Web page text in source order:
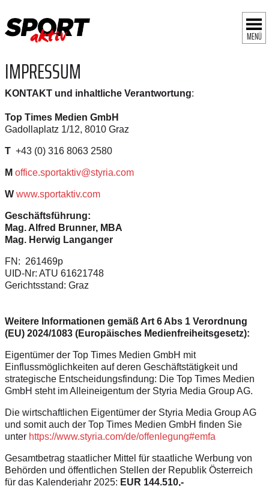
MENÜ
IMPRESSUM
KONTAKT und inhaltliche Verantwortung:
Top Times Medien GmbH
Gadollaplatz 1/12, 8010 Graz
T +43 (0) 316 8063 2580
M office.sportaktiv@styria.com
W www.sportaktiv.com
Geschäftsführung:
Mag. Alfred Brunner, MBA
Mag. Herwig Langanger
FN: 261469p
UID-Nr: ATU 61621748
Gerichtsstand: Graz
Weitere Informationen gemäß Art 6 Abs 1 Verordnung
(EU) 2024/1083 (Europäisches Medienfreiheitsgesetz):
Eigentümer der Top Times Medien GmbH mit
Einflussmöglichkeiten auf deren Geschäftstätigkeit und
strategische Entscheidungsfindung: Die Top Times Medien
GmbH steht im Alleineigentum der Styria Media Group AG.
Die wirtschaftlichen Eigentümer der Styria Media Group AG
und somit auch der Top Times Medien GmbH finden Sie
unter https://www.styria.com/de/offenlegung#emfa
Gesamtbetrag staatlicher Mittel für staatliche Werbung von
Behörden und öffentlichen Stellen der Republik Österreich
für das Kalenderjahr 2025: EUR 144.510,-